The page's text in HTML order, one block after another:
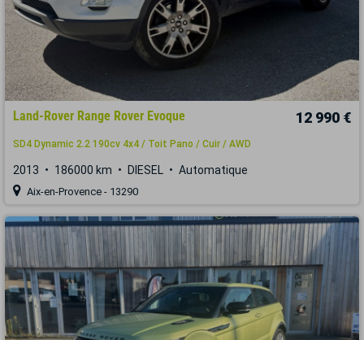
Land-Rover Range Rover Evoque 12 990 €
SD4 Dynamic 2.2 190cv 4x4 / Toit Pano / Cuir / AWD
2013 186000 km DIESEL Automatique
Aix-en-Provence - 13290